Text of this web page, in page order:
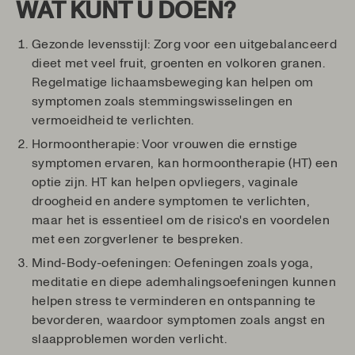
WAT KUNT U DOEN?
Gezonde levensstijl: Zorg voor een uitgebalanceerd
dieet met veel fruit, groenten en volkoren granen.
Regelmatige lichaamsbeweging kan helpen om
symptomen zoals stemmingswisselingen en
vermoeidheid te verlichten.
Hormoontherapie: Voor vrouwen die ernstige
symptomen ervaren, kan hormoontherapie (HT) een
optie zijn. HT kan helpen opvliegers, vaginale
droogheid en andere symptomen te verlichten,
maar het is essentieel om de risico's en voordelen
met een zorgverlener te bespreken.
Mind-Body-oefeningen: Oefeningen zoals yoga,
meditatie en diepe ademhalingsoefeningen kunnen
helpen stress te verminderen en ontspanning te
bevorderen, waardoor symptomen zoals angst en
slaapproblemen worden verlicht.